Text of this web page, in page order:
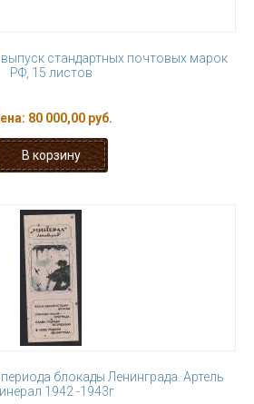
стандартных почтовых марок
РФ, 15 листов
80 000,00 руб.
блокады Ленинграда. Артель
1942 -1943г